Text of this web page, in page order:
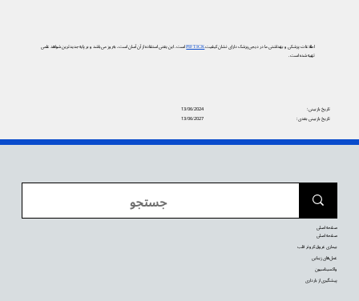
اطلاعات پزشکی و بهداشتی ما در دیجی‌پزشک دارای نشان کیفیتPIF TICKاست. این یعنی استفاده از آن آسان است، به‌روز می‌باشد و بر پایه جدیدترین شواهد علمی
تهیه شده است.
13/06/2024
تاریخ بازبینی:
13/06/2027
تاریخ بازبینی بعدی:
صفحه اصلی
صفحه اصلی
بیماری عروق کرونر قلب
عمل‌های زیبایی
واکسیناسیون
پیشگیری از بارداری